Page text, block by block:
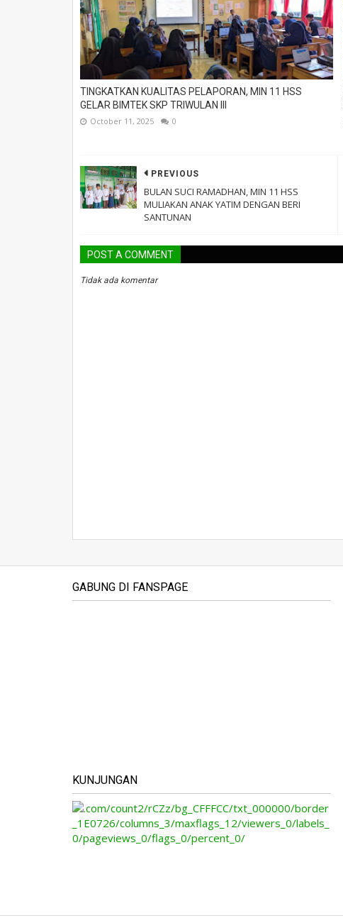
TINGKATKAN KUALITAS PELAPORAN, MIN 11 HSS
GELAR BIMTEK SKP TRIWULAN III
October 11, 2025 0
PREVIOUS
BULAN SUCI RAMADHAN, MIN 11 HSS
MULIAKAN ANAK YATIM DENGAN BERI
SANTUNAN
POST A COMMENT
Tidak ada komentar
GABUNG DI FANSPAGE
KUNJUNGAN